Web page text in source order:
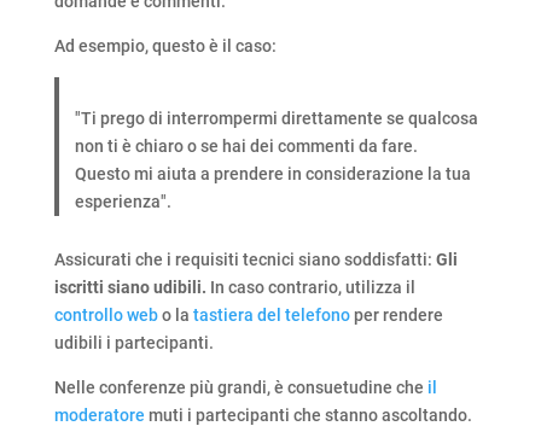
Ad esempio, questo è il caso:
"Ti prego di interrompermi direttamente se qualcosa
non ti è chiaro o se hai dei commenti da fare.
Questo mi aiuta a prendere in considerazione la tua
esperienza".
Assicurati che i requisiti tecnici siano soddisfatti: Gli
iscritti siano udibili. In caso contrario, utilizza il
controllo webo la tastiera del telefonoper rendere
udibili i partecipanti.
Nelle conferenze più grandi, è consuetudine che il
moderatore muti i partecipanti che stanno ascoltando.